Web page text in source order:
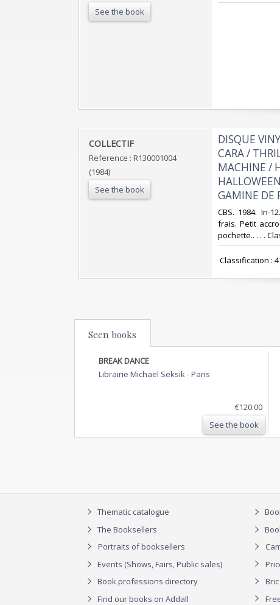
See the book
‎COLLECTIF‎
Reference : R130001004
(1984)
See the book
‎DISQUE
CARA /
MACHINE /
GAMINE DE
‎CBS. 1984. In-
frais. Petit
pochette.. . . .
Classification :
Seen books
BREAK DANCE
Librairie Michaël Seksik -Paris
€120.00
See the book
Thematic catalogue
The Booksellers
Portraits of booksellers
Events (Shows, Fairs, Public sales)
Book professions directory
Find our books on Addall